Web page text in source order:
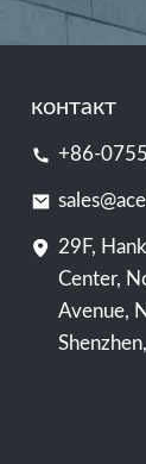
контакт
+86-
29F,
Center,
Avenue,